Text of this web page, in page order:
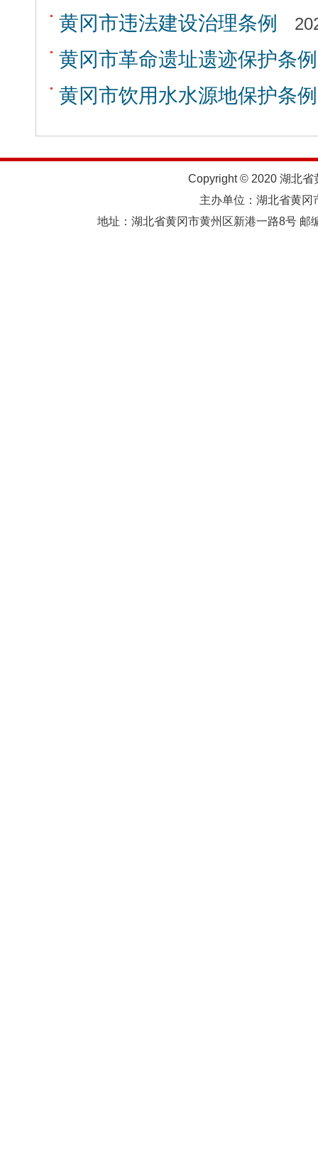
黄冈市违法建设治理条例
黄冈市革命遗址遗迹保护条例
黄冈市饮用水水源地保护条例
Copyright © 2020 湖北省
主办单位：湖北省黄
地址：湖北省黄冈市黄州区新港一路8号